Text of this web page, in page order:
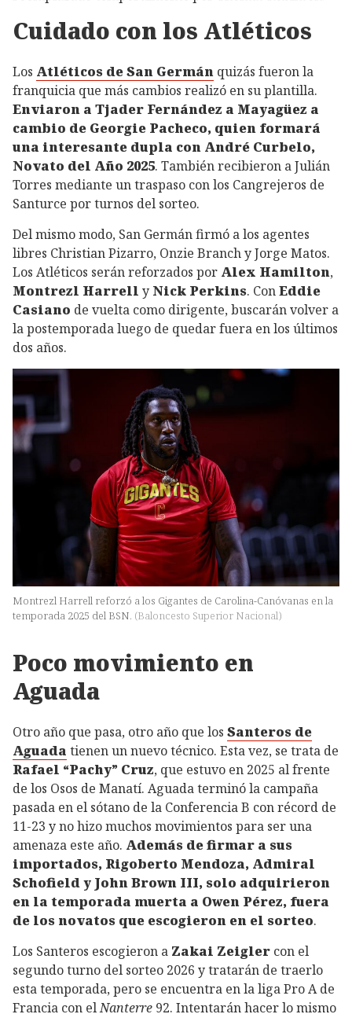
Cuidado con los Atléticos
Los Atléticos de San Germán quizás fueron la
franquicia que más cambios realizó en su plantilla.
Enviaron a Tjader Fernández a Mayagüez a
cambio de Georgie Pacheco, quien formará
una interesante dupla con André Curbelo,
Novato del Año 2025. También recibieron a Julián
Torres mediante un traspaso con los Cangrejeros de
Santurce por turnos del sorteo.
Del mismo modo, San Germán firmó a los agentes
libres Christian Pizarro, Onzie Branch y Jorge Matos.
Los Atléticos serán reforzados por Alex Hamilton,
Montrezl Harrell y Nick Perkins. ConEddie
Casiano de vuelta como dirigente, buscarán volver a
la postemporada luego de quedar fuera en los últimos
dos años.
Montrezl Harrell reforzó a los Gigantes de Carolina-Canóvanas en la
temporada 2025 del BSN. (Baloncesto Superior Nacional)
Poco movimiento en
Aguada
Otro año que pasa, otro año que los Santeros de
Aguada tienen un nuevo técnico. Esta vez, se trata de
Rafael “Pachy” Cruz, que estuvo en 2025 al frente
de los Osos de Manatí. Aguada terminó la campaña
pasada en el sótano de la Conferencia B con récord de
11-23 y no hizo muchos movimientos para ser una
amenaza este año. Además de firmar a sus
importados, Rigoberto Mendoza, Admiral
Schofield y John Brown III, solo adquirieron
en la temporada muerta a Owen Pérez, fuera
de los novatos que escogieron en el sorteo.
Los Santeros escogieron a Zakai Zeigler con el
segundo turno del sorteo 2026 y tratarán de traerlo
esta temporada, pero se encuentra en la liga Pro A de
Francia con elNanterre 92. Intentarán hacer lo mismo